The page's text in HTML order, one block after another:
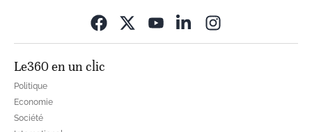
Le360 en un clic
Politique
Economie
Société